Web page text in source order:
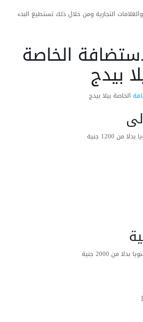
التجارية ومن خلال ذلك تستطيع البدء
الخاصة
بيدج
الخاصة بيلا بيدج